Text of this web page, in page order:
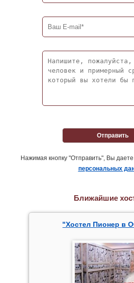
Отправить
Нажимая кнопку "Отправить", Вы даете
персональных
Ближайшие
"Хостел Пионер в